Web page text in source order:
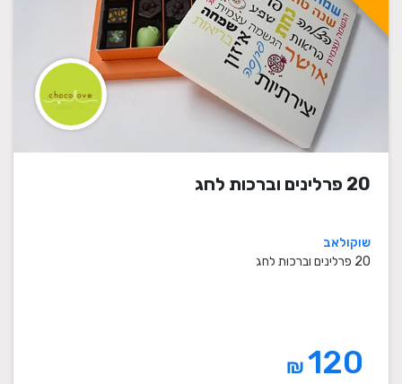
20 פרלינים וברכות לחג
שוקולאב
20 פרלינים וברכות לחג
₪